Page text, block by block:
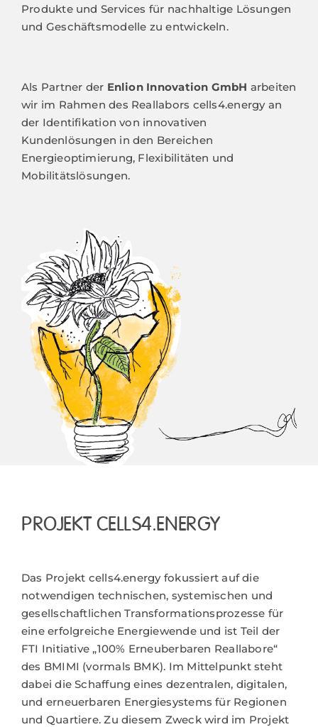
Produkte und Services für nachhaltige Lösungen
und Geschäftsmodelle zu entwickeln.
Als Partner der Enlion Innovation GmbH arbeiten
wir im Rahmen des Reallabors cells4.energy an
der Identifikation von innovativen
Kundenlösungen in den Bereichen
Energieoptimierung, Flexibilitäten und
Mobilitätslösungen.
PROJEKT CELLS4.ENERGY
Das Projekt cells4.energy fokussiert auf die
notwendigen technischen, systemischen und
gesellschaftlichen Transformationsprozesse für
eine erfolgreiche Energiewende und ist Teil der
FTI Initiative „100% Erneuberbaren Reallabore“
des BMIMI (vormals BMK). Im Mittelpunkt steht
dabei die Schaffung eines dezentralen, digitalen,
und erneuerbaren Energiesystems für Regionen
und Quartiere. Zu diesem Zweck wird im Projekt